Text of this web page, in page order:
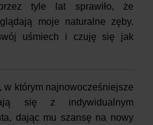
tyle lat sprawiło, że
moje naturalne zęby.
uśmiech i czuję się jak
w którym najnowocześniejsze
się z indywidualnym
dając mu szansę na nowy